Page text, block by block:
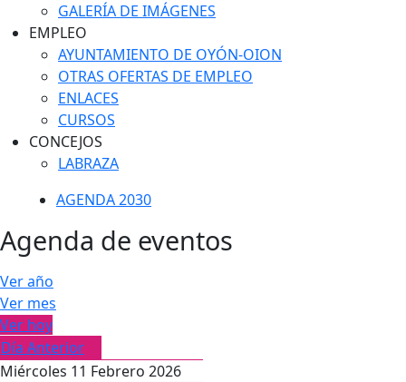
GALERÍA DE IMÁGENES
EMPLEO
AYUNTAMIENTO DE OYÓN-OION
OTRAS OFERTAS DE EMPLEO
ENLACES
CURSOS
CONCEJOS
LABRAZA
AGENDA 2030
Agenda de eventos
Ver año
Ver mes
Ver hoy
Día Anterior
Miércoles 11 Febrero 2026